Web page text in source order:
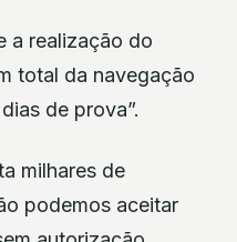
a realização do
total da navegação
de prova”.
milhares de
podemos aceitar